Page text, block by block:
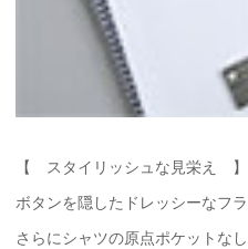
【 スタイリッシュな見栄え 】
ボタンを隠したドレッシーなフ
さらにシャツの原点ポケットなし